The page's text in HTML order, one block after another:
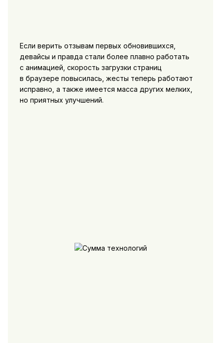
Если верить отзывам первых обновившихся,
девайсы и правда стали более плавно работать
с анимацией, скорость загрузки страниц
в браузере повысилась, жесты теперь работают
исправно, а также имеется масса других мелких,
но приятных улучшений.